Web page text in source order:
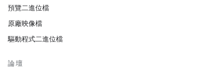
預覽二進位檔
原廠映像檔
驅動程式二進位檔
論壇